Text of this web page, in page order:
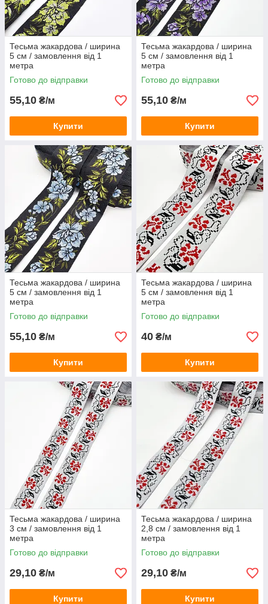
Тесьма жакардова / ширина
5 см / замовлення від 1
метра
Готово до відправки
55,10 ₴/м
Купити
Тесьма жакардова / ширина
5 см / замовлення від 1
метра
Готово до відправки
55,10 ₴/м
Купити
Тесьма жакардова / ширина
5 см / замовлення від 1
метра
Готово до відправки
55,10 ₴/м
Купити
Тесьма жакардова / ширина
5 см / замовлення від 1
метра
Готово до відправки
40 ₴/м
Купити
Тесьма жакардова / ширина
3 см / замовлення від 1
метра
Готово до відправки
29,10 ₴/м
Купити
Тесьма жакардова / ширина
2,8 см / замовлення від 1
метра
Готово до відправки
29,10 ₴/м
Купити